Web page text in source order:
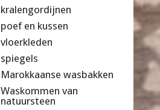
kralengordijnen
poef en kussen
vloerkleden
spiegels
Marokkaanse wasbakken
Waskommen van
natuursteen